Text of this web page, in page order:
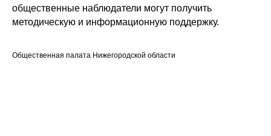
общественные наблюдатели могут получить
методическую и информационную поддержку.
Общественная палата Нижегородской области